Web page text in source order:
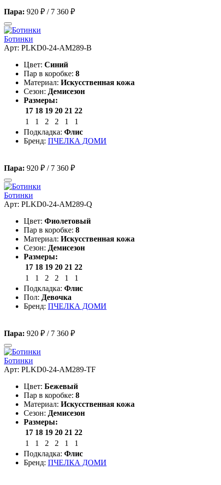
Пара: 920 ₽ / 7 360 ₽
Ботинки
Арт: PLKD0-24-AM289-B
Цвет: Синий
Пар в коробке: 8
Материал: Искусственная кожа
Сезон: Демисезон
Размеры:
17 18 19 20 21 22
1
1 2 2 1
1
Подкладка: Флис
Бренд: ПЧЕЛКА ДОМИ
Пара: 920 ₽ / 7 360 ₽
Ботинки
Арт: PLKD0-24-AM289-Q
Цвет: Фиолетовый
Пар в коробке: 8
Материал: Искусственная кожа
Сезон: Демисезон
Размеры:
17 18 19 20 21 22
1
1 2 2 1
1
Подкладка: Флис
Пол: Девочка
Бренд: ПЧЕЛКА ДОМИ
Пара: 920 ₽ / 7 360 ₽
Ботинки
Арт: PLKD0-24-AM289-TF
Цвет: Бежевый
Пар в коробке: 8
Материал: Искусственная кожа
Сезон: Демисезон
Размеры:
17 18 19 20 21 22
1
1 2 2 1
1
Подкладка: Флис
Бренд: ПЧЕЛКА ДОМИ